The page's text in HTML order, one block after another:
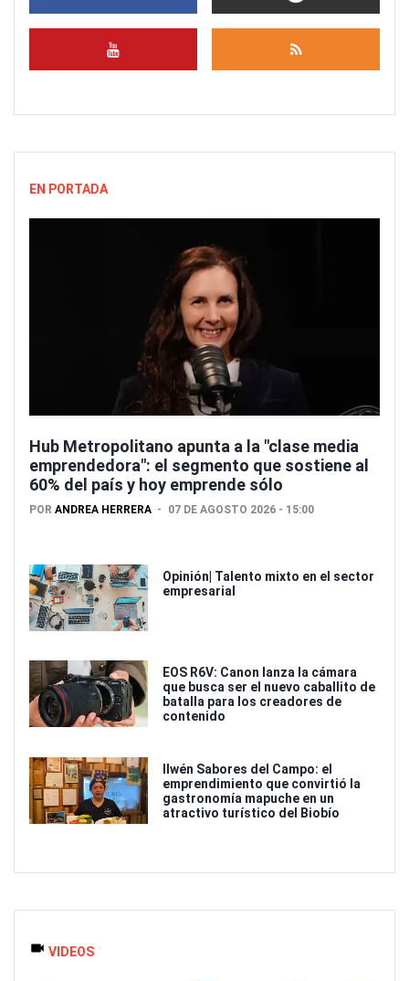
EN PORTADA
Hub Metropolitano apunta a la "clase media
emprendedora": el segmento que sostiene al
60% del país y hoy emprende sólo
POR ANDREA HERRERA 07 DE AGOSTO 2026 - 15:00
Opinión| Talento mixto en el sector
empresarial
EOS R6V: Canon lanza la cámara
que busca ser el nuevo caballito de
batalla para los creadores de
contenido
Ilwén Sabores del Campo: el
emprendimiento que convirtió la
gastronomía mapuche en un
atractivo turístico del Biobío
VIDEOS